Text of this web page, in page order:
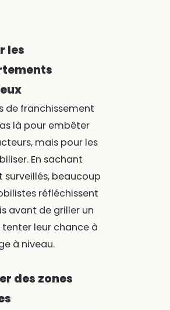
les
de franchissement
là pour embêter
mais pour les
En sachant
surveillés, beaucoup
réfléchissent
avant de griller un
tenter leur chance à
à niveau.
des zones